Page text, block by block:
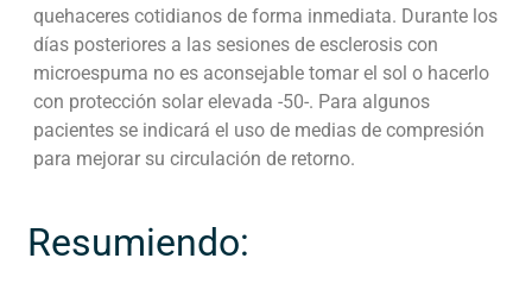
quehaceres cotidianos de forma inmediata. Durante los
días posteriores a las sesiones de esclerosis con
microespuma no es aconsejable tomar el sol o hacerlo
con protección solar elevada -50-. Para algunos
pacientes se indicará el uso de medias de compresión
para mejorar su circulación de retorno.
Resumiendo: